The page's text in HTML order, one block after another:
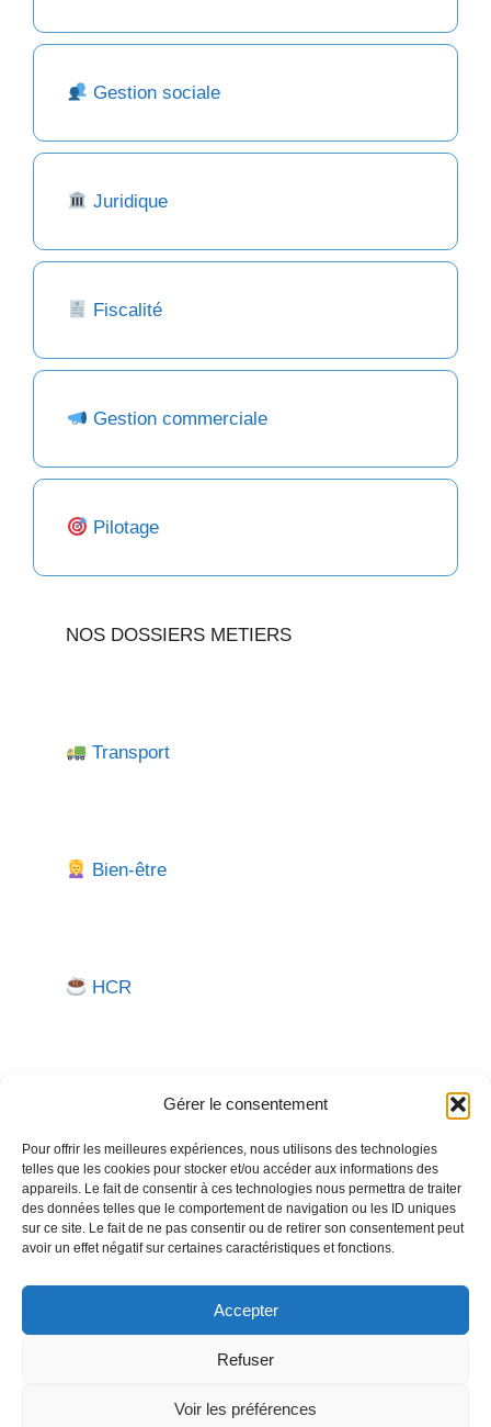
Gérer le consentement
Pour offrir les meilleures expériences, nous utilisons des technologies
telles que les cookies pour stocker et/ou accéder aux informations des
appareils. Le fait de consentir à ces technologies nous permettra de traiter
des données telles que le comportement de navigation ou les ID uniques
sur ce site. Le fait de ne pas consentir ou de retirer son consentement peut
avoir un effet négatif sur certaines caractéristiques et fonctions.
Accepter
Refuser
Voir les préférences
Gestion sociale
Juridique
Fiscalité
Gestion commerciale
Pilotage
NOS DOSSIERS METIERS
Transport
Bien-être
HCR
Besoin d'aide pour créer ou gérer votre entreprise ?
Un expert vous répond.
Nous contacter →